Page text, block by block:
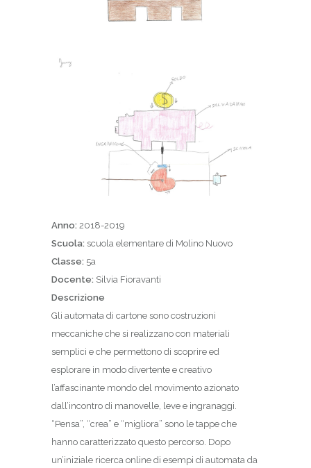
Anno: 2018-2019
Scuola: scuola elementare di Molino Nuovo
Classe: 5a
Docente: Silvia Fioravanti
Descrizione
Gli automata di cartone sono costruzioni
meccaniche che si realizzano con materiali
semplici e che permettono di scoprire ed
esplorare in modo divertente e creativo
l’affascinante mondo del movimento azionato
dall’incontro di manovelle, leve e ingranaggi.
“Pensa”, “crea” e “migliora” sono le tappe che
hanno caratterizzato questo percorso. Dopo
un’iniziale ricerca online di esempi di automata da